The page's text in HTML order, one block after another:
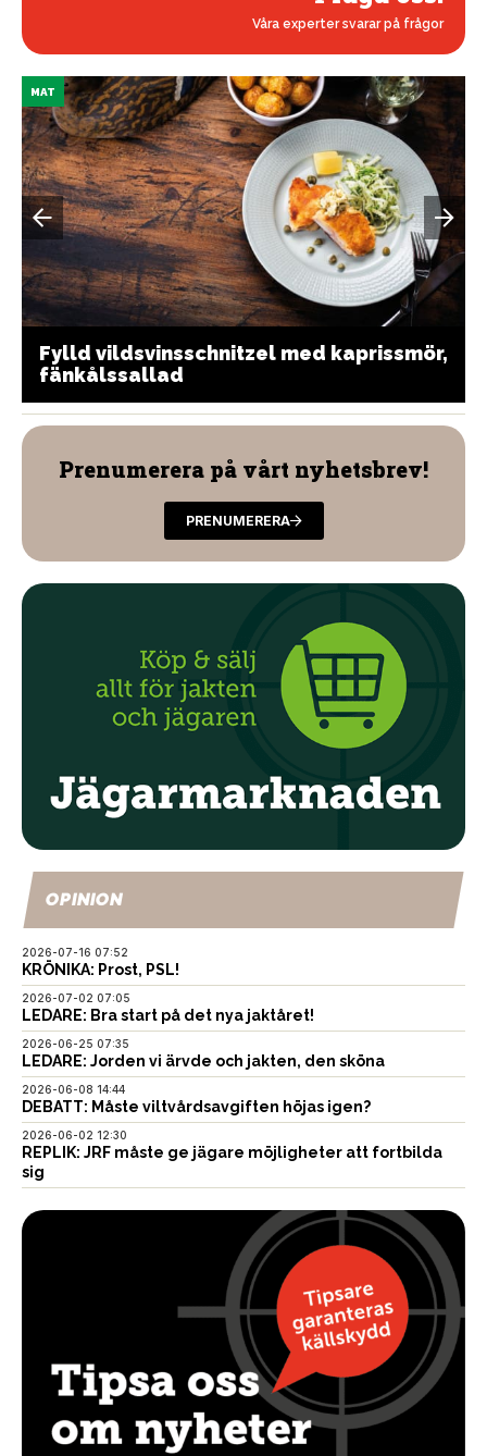
Våra experter svarar på frågor
MAT
Fylld vildsvinsschnitzel med kaprissmör,
fänkålssallad
Prenumerera på vårt nyhetsbrev!
PRENUMERERA
OPINION
2026-07-16 07:52
KRÖNIKA: Prost, PSL!
2026-07-02 07:05
LEDARE: Bra start på det nya jaktåret!
2026-06-25 07:35
LEDARE: Jorden vi ärvde och jakten, den sköna
2026-06-08 14:44
DEBATT: Måste viltvårdsavgiften höjas igen?
2026-06-02 12:30
REPLIK: JRF måste ge jägare möjligheter att fortbilda
sig